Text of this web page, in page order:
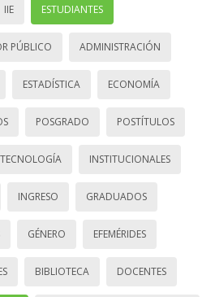
IIE ESTUDIANTES
PÚBLICO ADMINISTRACIÓN
ESTADÍSTICA ECONOMÍA
POSGRADO POSTÍTULOS
INSTITUCIONALES
INGRESO GRADUADOS
GÉNERO EFEMÉRIDES
BIBLIOTECA DOCENTES